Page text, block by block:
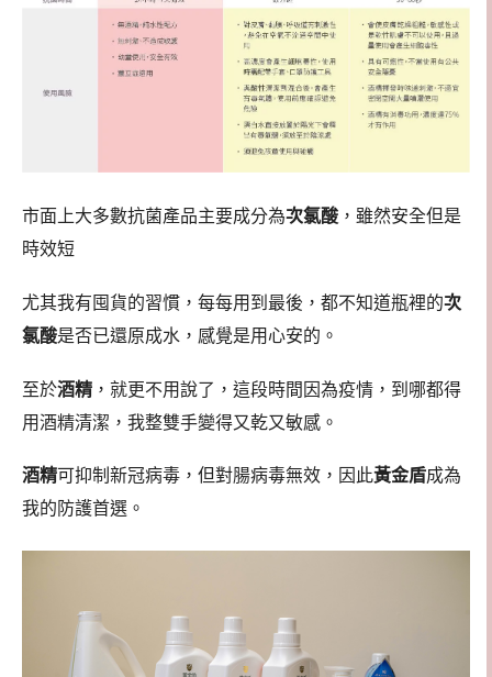
市面上大多數抗菌產品主要成分為次氯酸 ，雖然安全但是
時效短
尤其我有囤貨的習慣，每每用到最後，都不知道瓶裡的次
氯酸是否已還原成水，感覺是用心安的。
至於酒精 ，就更不用說了，這段時間因為疫情，到哪都得
用酒精清潔，我整雙手變得又乾又敏感。
酒精可抑制新冠病毒，但對腸病毒無效，因此黃金盾成為
我的防護首選。